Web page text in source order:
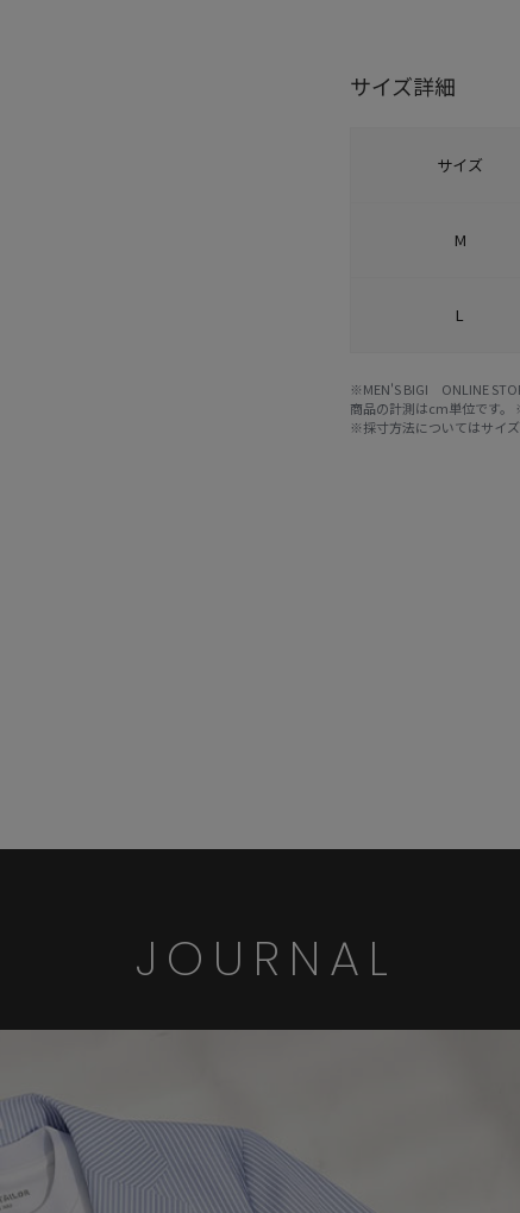
サイズ詳細
サイズ
M
L
※MEN'S BIGI ONLINE
商品の計測はcm単位です。
※採寸方法についてはサイ
JOURNAL